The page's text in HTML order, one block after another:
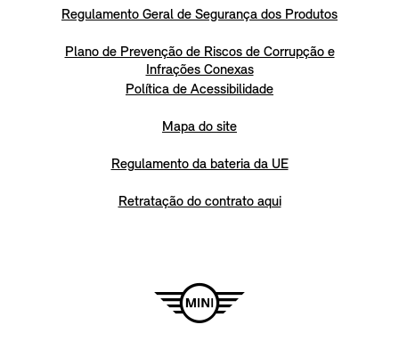
Regulamento Geral de Segurança dos Produtos
Plano de Prevenção de Riscos de Corrupção e
Infrações Conexas
Política de Acessibilidade
Mapa do site
Regulamento da bateria da UE
Retratação do contrato aqui